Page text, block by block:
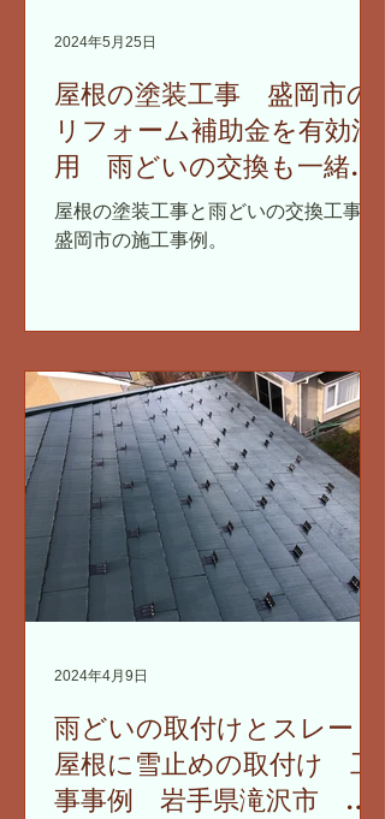
屋根の塗装工事 盛岡市の
リフォーム補助金を有効活
用 雨どいの交換も一緒に
まとめて
屋根の塗装工事と雨どいの交換工事。
盛岡市の施工事例。
2024年5月25日
雨どいの取付けとスレート
屋根に雪止めの取付け 工
事事例 岩手県滝沢市 急
2024年4月9日